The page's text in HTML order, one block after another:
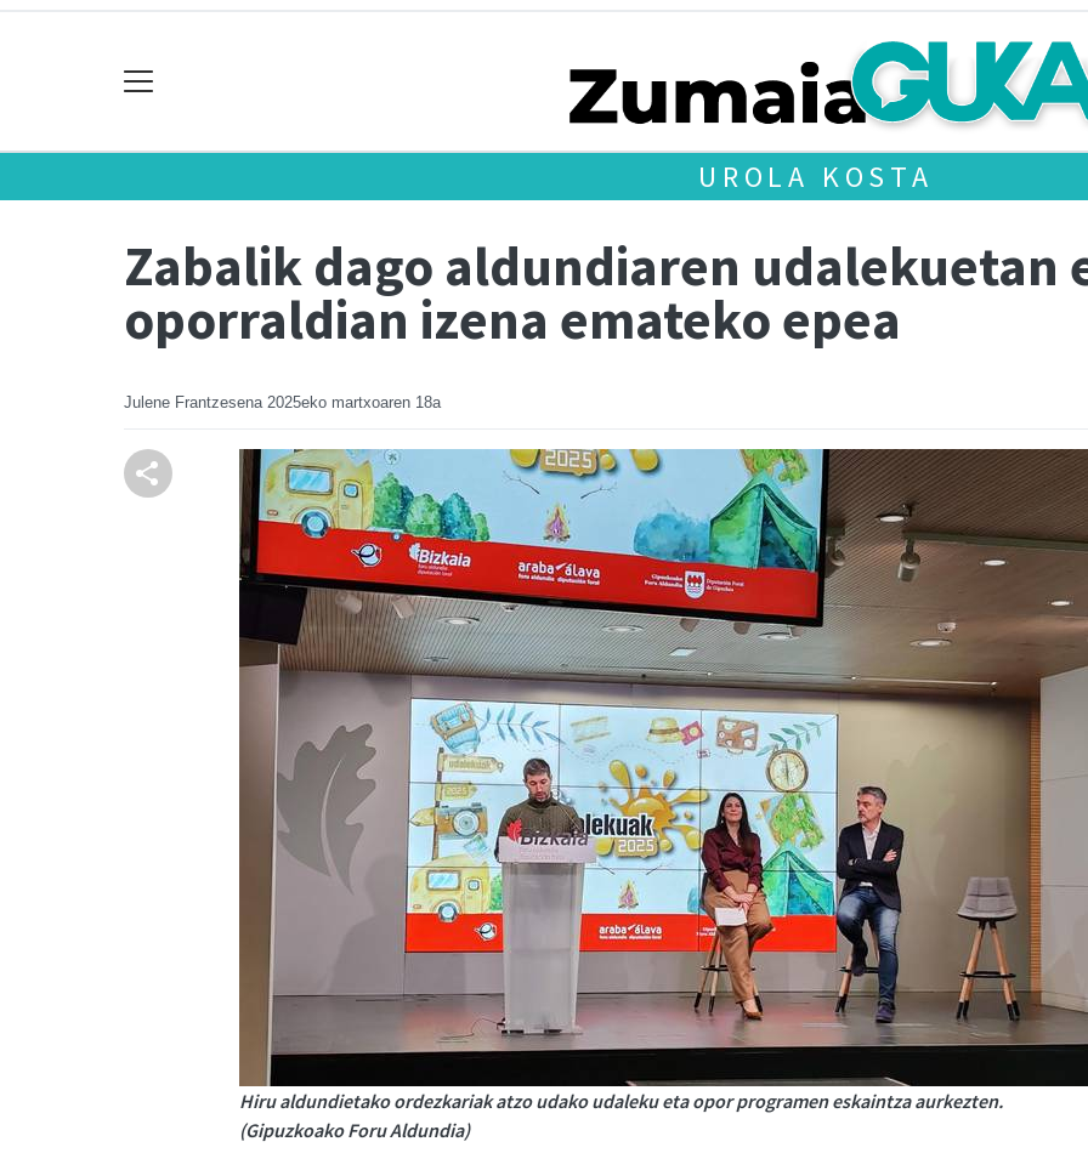
UROLA KOSTA
Zabalik dago aldundiaren udalekuetan
oporraldian izena emateko epea
Julene Frantzesena 2025eko martxoaren 18a
Hiru aldundietako ordezkariak atzo udako udaleku eta opor programen eskaintza aurkezten.
(Gipuzkoako Foru Aldundia)